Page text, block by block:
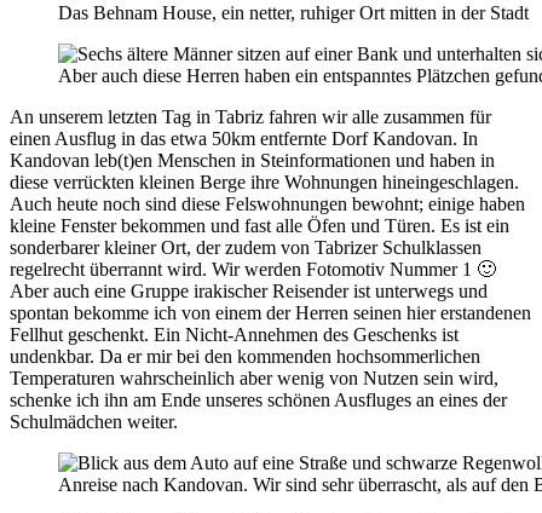
Das Behnam House, ein netter, ruhiger Ort mitten in der Stadt
Aber auch diese Herren haben ein entspanntes Plätzchen
An unserem letzten Tag in Tabriz fahren wir alle zusammen für
einen Ausflug in das etwa 50km entfernte Dorf Kandovan. In
Kandovan leb(t)en Menschen in Steinformationen und haben in
diese verrückten kleinen Berge ihre Wohnungen hineingeschlagen.
Auch heute noch sind diese Felswohnungen bewohnt; einige haben
kleine Fenster bekommen und fast alle Öfen und Türen. Es ist ein
sonderbarer kleiner Ort, der zudem von Tabrizer Schulklassen
regelrecht überrannt wird. Wir werden Fotomotiv Nummer 1 🙂
Aber auch eine Gruppe irakischer Reisender ist unterwegs und
spontan bekomme ich von einem der Herren seinen hier erstandenen
Fellhut geschenkt. Ein Nicht-Annehmen des Geschenks ist
undenkbar. Da er mir bei den kommenden hochsommerlichen
Temperaturen wahrscheinlich aber wenig von Nutzen sein wird,
schenke ich ihn am Ende unseres schönen Ausfluges an eines der
Schulmädchen weiter.
Anreise nach Kandovan. Wir sind sehr überrascht, als auf den